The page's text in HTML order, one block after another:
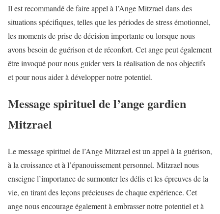
Il est recommandé de faire appel à l’Ange Mitzrael dans des
situations spécifiques, telles que les périodes de stress émotionnel,
les moments de prise de décision importante ou lorsque nous
avons besoin de guérison et de réconfort. Cet ange peut également
être invoqué pour nous guider vers la réalisation de nos objectifs
et pour nous aider à développer notre potentiel.
Message spirituel de l’ange gardien
Mitzrael
Le message spirituel de l’Ange Mitzrael est un appel à la guérison,
à la croissance et à l’épanouissement personnel. Mitzrael nous
enseigne l’importance de surmonter les défis et les épreuves de la
vie, en tirant des leçons précieuses de chaque expérience. Cet
ange nous encourage également à embrasser notre potentiel et à